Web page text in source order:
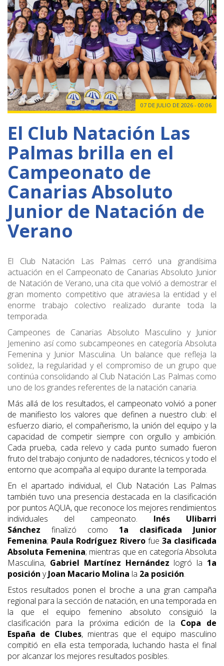
07 DE JULIO DE 2026 - 00:06
El Club Natación Las
Palmas brilla en el
Campeonato de
Canarias Absoluto
Junior de Natación de
Verano
El Club Natación Las Palmas cerró una grandísima
actuación en el Campeonato de Canarias Absoluto Junior
de Natación de Verano, una cita que volvió a demostrar el
gran momento competitivo que atraviesa la entidad y el
enorme trabajo colectivo realizado durante toda la
temporada.
Campeones de Canarias Absoluto Masculino y Junior
Jemenino así como subcampeones en categoría Absoluta
Femenina y Junior Masculina. Un balance que refleja la
solidez, la regularidad y el compromiso de un grupo que
continúa consolidando al Club Natación Las Palmas como
uno de los grandes referentes de la natación canaria.
Más allá de los resultados, el campeonato volvió a poner
de manifiesto los valores que definen a nuestro club: el
esfuerzo diario, el compañerismo, la unión del equipo y la
capacidad de competir siempre con orgullo y ambición.
Cada prueba, cada relevo y cada punto sumado fueron
fruto del trabajo conjunto de nadadores, técnicos y todo el
entorno que acompaña al equipo durante la temporada.
En el apartado individual, el Club Natación Las Palmas
también tuvo una presencia destacada en la clasificación
por puntos AQUA, que reconoce los mejores rendimientos
individuales del campeonato. Inés Ulibarri
Sánchez finalizó como 1a clasificada Junior
Femenina; Paula Rodríguez Rivero fue 3a clasificada
Absoluta Femenina; mientras que en categoría Absoluta
Masculina, Gabriel Martínez Hernández logró la 1a
posición yJoan Macario Molina la 2a posición.
Estos resultados ponen el broche a una gran campaña
regional para la sección de natación, en una temporada en
la que el equipo femenino absoluto consiguió la
clasificación para la próxima edición de la Copa de
España de Clubes, mientras que el equipo masculino
compitió en ella esta temporada, luchando hasta el final
por alcanzar los mejores resultados posibles.